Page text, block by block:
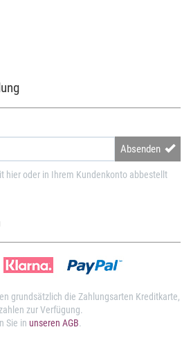
Absenden
hier oder in Ihrem Kundenkonto abbestellt
grundsätzlich die Zahlungsarten Kreditkarte,
zur Verfügung.
Sie in unseren AGB.